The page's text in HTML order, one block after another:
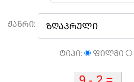
ᲟᲐᲜᲠᲘ:
ᲢᲘᲞᲘ: ᲤᲘᲚᲛᲘ